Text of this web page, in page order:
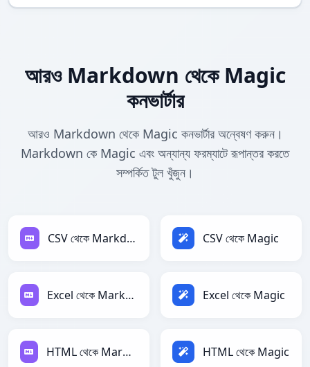
আরও Markdown থেকে Magic
কনভার্টার
আরও Markdown থেকে Magic কনভার্টার অন্বেষণ করুন।
Markdown কে Magic এবং অন্যান্য ফরম্যাটে রূপান্তর করতে
সম্পর্কিত টুল খুঁজুন।
CSV থেকে Markdown CSV থেকে Magic
Excel থেকে Markdown Excel থেকে Magic
HTML থেকে Markdown HTML থেকে Magic